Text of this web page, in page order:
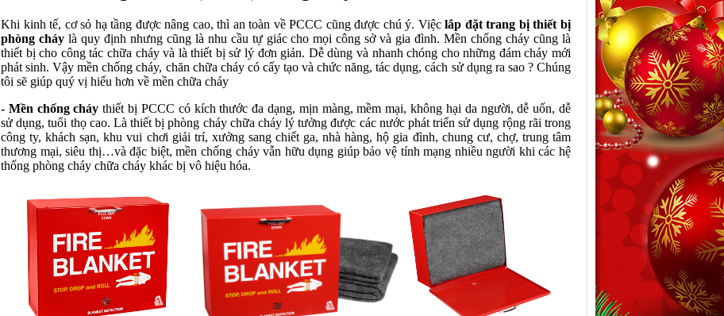
Khi kinh tế, cơ sỏ hạ tầng được nâng cao, thì an toàn về PCCC cũng được chú ý. Việclắp đặt trang bị thiết bị
phòng cháylà quy định nhưng cũng là nhu cầu tự giác cho mọi công sở và gia đình. Mền chống cháy cũng là
thiết bị cho công tác chữa cháy và là thiết bị sử lý đơn giản. Dễ dùng và nhanh chóng cho những đám cháy mới
phát sinh. Vậy mền chống cháy, chăn chữa cháy có cấy tạo và chức năng, tác dụng, cách sử dụng ra sao ? Chúng
tôi sẽ giúp quý vị hiểu hơn về mền chữa cháy
- Mền chống cháythiết bị PCCC có kích thước đa dạng, mịn màng, mềm mại, không hại da người, dễ uốn, dễ
sử dụng, tuổi thọ cao. Là thiết bị phòng cháy chữa cháy lý tưởng được các nước phát triển sử dụng rộng rãi trong
công ty, khách sạn, khu vui chơi giải trí, xưởng sang chiết ga, nhà hàng, hộ gia đình, chung cư, chợ, trung tâm
thương mại, siêu thị…và đặc biệt, mền chống cháy vẫn hữu dụng giúp bảo vệ tính mạng nhiều người khi các hệ
thống phòng cháy chữa cháy khác bị vô hiệu hóa.